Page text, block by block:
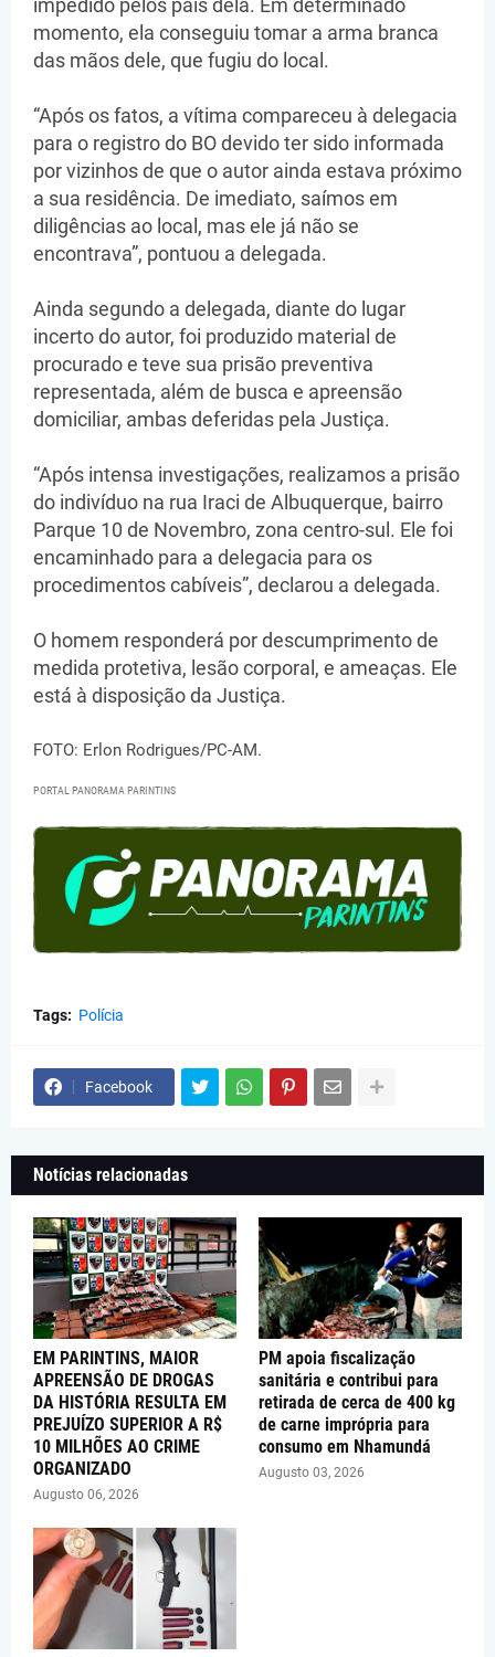
impedido pelos pais dela. Em determinado
momento, ela conseguiu tomar a arma branca
das mãos dele, que fugiu do local.
“Após os fatos, a vítima compareceu à delegacia
para o registro do BO devido ter sido informada
por vizinhos de que o autor ainda estava próximo
a sua residência. De imediato, saímos em
diligências ao local, mas ele já não se
encontrava”, pontuou a delegada.
Ainda segundo a delegada, diante do lugar
incerto do autor, foi produzido material de
procurado e teve sua prisão preventiva
representada, além de busca e apreensão
domiciliar, ambas deferidas pela Justiça.
“Após intensa investigações, realizamos a prisão
do indivíduo na rua Iraci de Albuquerque, bairro
Parque 10 de Novembro, zona centro-sul. Ele foi
encaminhado para a delegacia para os
procedimentos cabíveis”, declarou a delegada.
O homem responderá por descumprimento de
medida protetiva, lesão corporal, e ameaças. Ele
está à disposição da Justiça.
FOTO: Erlon Rodrigues/PC-AM.
PORTAL PANORAMA PARINTINS
Tags: Polícia
Facebook
Notícias relacionadas
EM PARINTINS, MAIOR
APREENSÃO DE DROGAS
DA HISTÓRIA RESULTA EM
PREJUÍZO SUPERIOR A R$
10 MILHÕES AO CRIME
ORGANIZADO
Augusto 06, 2026
PM apoia fiscalização
sanitária e contribui para
retirada de cerca de 400 kg
de carne imprópria para
consumo em Nhamundá
Augusto 03, 2026